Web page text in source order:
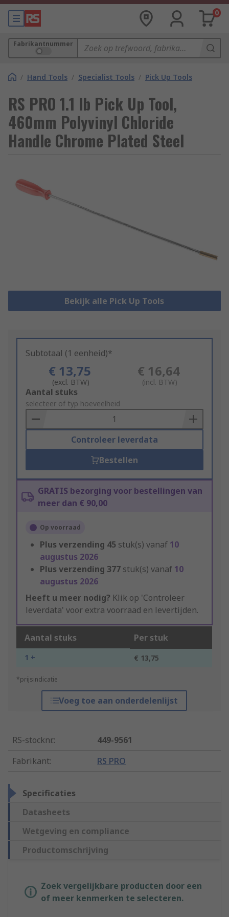
0
Fabrikantnummer
/ Hand Tools / Specialist Tools / Pick Up Tools
RS PRO 1.1 lb Pick Up Tool,
460mm Polyvinyl Chloride
Handle Chrome Plated Steel
Bekijk alle Pick Up Tools
Subtotaal (1 eenheid)*
€ 13,75
(excl. BTW)
€ 16,64
(incl. BTW)
Add
to
Basket
Aantal stuks
selecteer of typ hoeveelheid
Controleer leverdata
Bestellen
GRATIS bezorging voor bestellingen van
meer dan € 90,00
Op voorraad
Plus verzending 45 stuk(s) vanaf 10
augustus 2026
Plus verzending 377 stuk(s) vanaf 10
augustus 2026
Heeft u meer nodig? Klik op 'Controleer
leverdata' voor extra voorraad en levertijden.
Aantal stuks Per stuk
1 + € 13,75
*prijsindicatie
Voeg toe aan onderdelenlijst
RS-stocknr.:
449-9561
Fabrikant: RS PRO
Specificaties
Datasheets
Wetgeving en compliance
Productomschrijving
Zoek vergelijkbare producten door een
of meer kenmerken te selecteren.